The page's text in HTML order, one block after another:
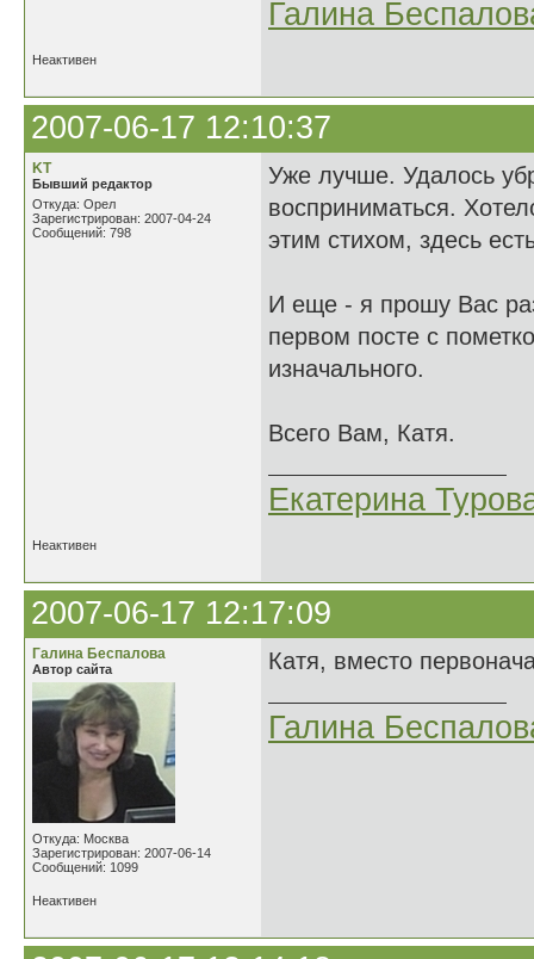
Галина
Неактивен
2007-06-17 12:10:37
KT
Бывший редактор
Откуда: Орел
Зарегистрирован: 2007-04-24
Сообщений: 798
Уже лучше. Удалось
восприниматься.
этим стихом, здесь
И еще - я прошу Вас
первом посте с
изначального.
Всего Вам, Катя.
Екатерина
Неактивен
2007-06-17 12:17:09
Галина Беспалова
Автор сайта
Откуда: Москва
Зарегистрирован: 2007-06-14
Сообщений: 1099
Катя, вместо
Галина
Неактивен